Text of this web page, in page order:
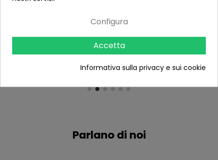
Recensioni
Kit Asta Saliscendi per
Doccetta
Recensioni
42,90 €49,90 €
Parlano di noi
Configura
Accetta
Informativa sulla privacy e sui cookie